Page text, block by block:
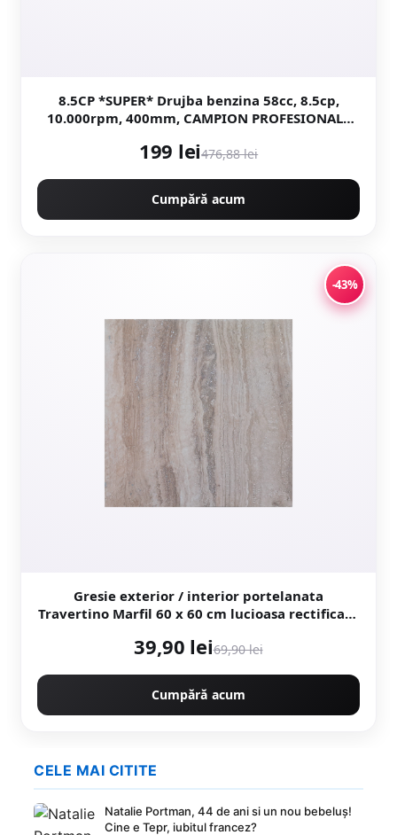
8.5CP *SUPER* Drujba benzina 58cc, 8.5cp,
10.000rpm, 400mm, CAMPION PROFESIONALL
199 lei476,88 lei
Cumpără acum
-43%
Gresie exterior / interior portelanata
Travertino Marfil 60 x 60 cm lucioasa rectificata
39,90 lei69,90 lei
Cumpără acum
CELE MAI CITITE
Natalie Portman, 44 de ani si un nou bebeluș!
Cine e Tepr, iubitul francez?